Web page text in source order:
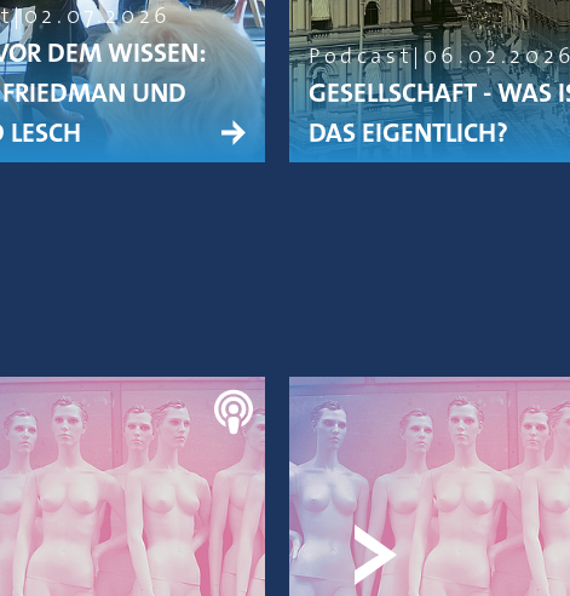
02.07.2026
DEM WISSEN:
UND
Podcast
GESELLSCHAFT - WAS
DAS EIGENTLICH?